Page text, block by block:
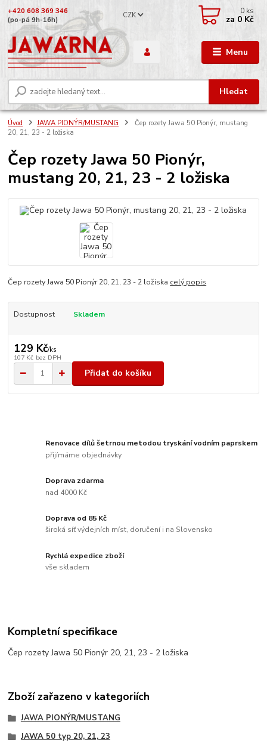
Menu
CZK
Hledat
+420 608 369 346
(po-pá 9h-16h)
0 ks
za 0 Kč
Úvod JAWA PIONÝR/MUSTANG
Čep rozety Jawa 50 Pionýr, mustang
20, 21, 23 - 2 ložiska
Čep rozety Jawa 50 Pionýr,
mustang 20, 21, 23 - 2 ložiska
Čep rozety Jawa 50 Pionýr 20, 21, 23 - 2 ložiska celý popis
Dostupnost Skladem
129 Kč/ks
107 Kč bez DPH
Přidat do košíku
Renovace dílů šetrnou metodou tryskání vodním paprskem
přijímáme objednávky
Doprava zdarma
nad 4000 Kč
Doprava od 85 Kč
široká síť výdejních míst, doručení i na Slovensko
Rychlá expedice zboží
vše skladem
Kompletní specifikace
Čep rozety Jawa 50 Pionýr 20, 21, 23 - 2 ložiska
Zboží zařazeno v kategoriích
JAWA PIONÝR/MUSTANG
JAWA 50 typ 20, 21, 23